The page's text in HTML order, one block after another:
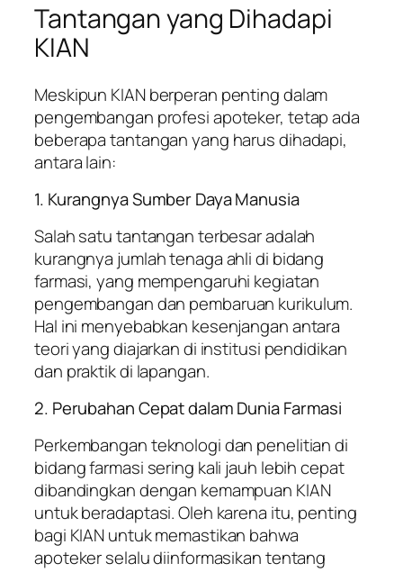
Tantangan yang Dihadapi
KIAN
Meskipun KIAN berperan penting dalam
pengembangan profesi apoteker, tetap ada
beberapa tantangan yang harus dihadapi,
antara lain:
1. Kurangnya Sumber Daya Manusia
Salah satu tantangan terbesar adalah
kurangnya jumlah tenaga ahli di bidang
farmasi, yang mempengaruhi kegiatan
pengembangan dan pembaruan kurikulum.
Hal ini menyebabkan kesenjangan antara
teori yang diajarkan di institusi pendidikan
dan praktik di lapangan.
2. Perubahan Cepat dalam Dunia Farmasi
Perkembangan teknologi dan penelitian di
bidang farmasi sering kali jauh lebih cepat
dibandingkan dengan kemampuan KIAN
untuk beradaptasi. Oleh karena itu, penting
bagi KIAN untuk memastikan bahwa
apoteker selalu diinformasikan tentang